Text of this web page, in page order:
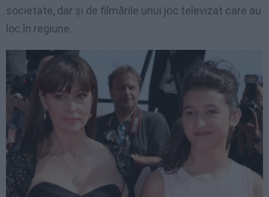
societate, dar şi de filmările unui joc televizat care au
loc în regiune.